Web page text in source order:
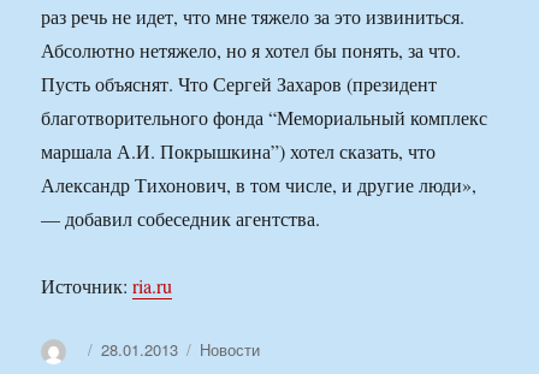
раз речь не идет, что мне тяжело за это извиниться.
Абсолютно нетяжело, но я хотел бы понять, за что.
Пусть объяснят. Что Сергей Захаров (президент
благотворительного фонда “Мемориальный комплекс
маршала А.И. Покрышкина”) хотел сказать, что
Александр Тихонович, в том числе, и другие люди»,
— добавил собеседник агентства.
Источник:ria.ru
АвторОпубликовано
28.01.2013 Рубрики
Новости